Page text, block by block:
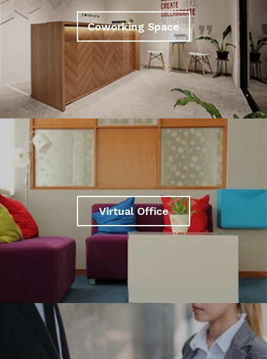
Coworking Space
Virtual Office